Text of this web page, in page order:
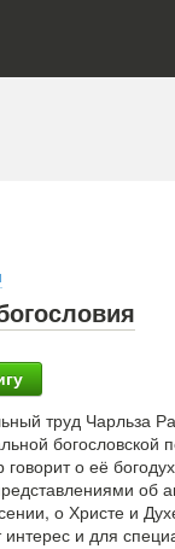
труд Чарльза
богословской
говорит о её
об
о Христе и
интерес и для